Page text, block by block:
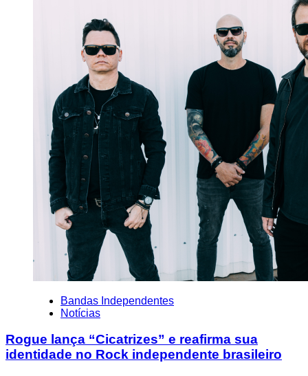
Bandas Independentes
Notícias
Rogue lança “Cicatrizes” e reafirma sua
identidade no Rock independente brasileiro